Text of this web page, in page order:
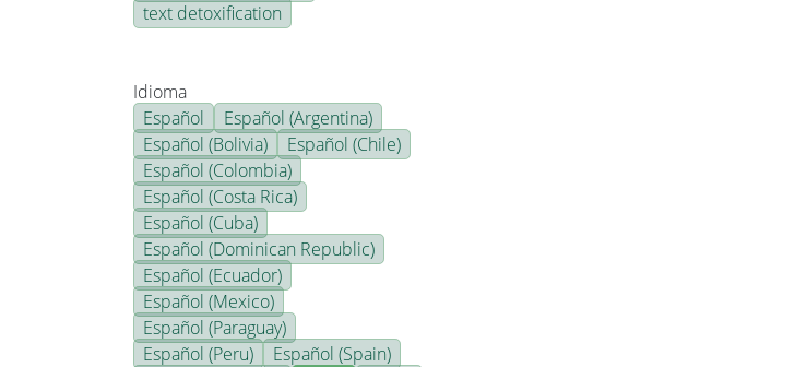
text detoxification
Idioma
Español
Español (Argentina)
Español (Bolivia)
Español (Chile)
Español (Colombia)
Español (Costa Rica)
Español (Cuba)
Español (Dominican Republic)
Español (Ecuador)
Español (Mexico)
Español (Paraguay)
Español (Peru)
Español (Spain)